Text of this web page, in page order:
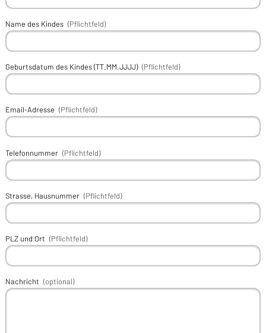
Name des Kindes (Pflichtfeld)
Geburtsdatum des Kindes (TT.MM.JJJJ) (Pflichtfeld)
Email-Adresse (Pflichtfeld)
Telefonnummer (Pflichtfeld)
Strasse, Hausnummer (Pflichtfeld)
PLZ und Ort (Pflichtfeld)
Nachricht (optional)